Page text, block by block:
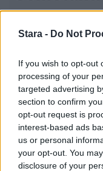
Stara - Do Not
If you wish to opt-out
processing of your
targeted advertising
section to confirm
opt-out request is
interest-based ads
us or personal
your opt-out. You
disclosure of your
Sosiaalisen
ukrainalainen
Shmondenko